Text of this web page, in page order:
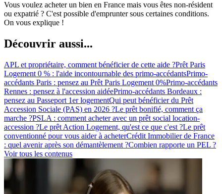
Vous voulez acheter un bien en France mais vous êtes non-résident
ou expatrié ? C'est possible d'emprunter sous certaines conditions.
On vous explique !
Découvrir aussi...
APL et propriétaire, comment bénéficier de cette aide ?Prêt Paris
Logement 0 % : l'aide incontournable des primo-accédantsPrimo-
accédants Paris : pensez au Prêt Paris Logement 0%Primo-accédants
Rennes : pensez à l'accession aidéePrimo-accédants Bordeaux :
pensez au Passeport 1er logementQui peut bénéficier du Prêt
Accession Sociale (PAS) en 2026 ?Le prêt bonifié, comment ça
marche ?PSLA : comment acheter avec un prêt social location-
accession ?Le prêt Action Logement, qu'est ce que c'est ?Le prêt
conventionné pour vous aider à acheterCrédit Immobilier de France
: quel avenir après son démantèlement ?Combien rapporte un PEL ?
Voir tous les contenus